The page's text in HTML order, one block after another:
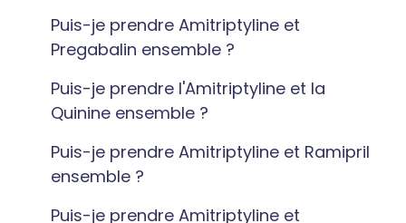
Puis-je prendre Amitriptyline et
Pregabalin ensemble ?
Puis-je prendre l'Amitriptyline et la
Quinine ensemble ?
Puis-je prendre Amitriptyline et Ramipril
ensemble ?
Puis-je prendre Amitriptyline et